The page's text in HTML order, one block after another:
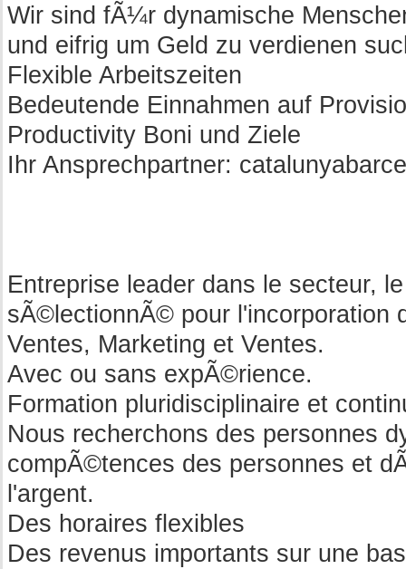
Wir sind fÃ¼r dynamische
und eifrig um Geld zu verdienen
Flexible Arbeitszeiten
Bedeutende Einnahmen auf
Productivity Boni und Ziele
Ihr Ansprechpartner:
Entreprise leader dans le secteur,
sÃ©lectionnÃ© pour l'incorporation
Ventes, Marketing et Ventes.
Avec ou sans expÃ©rience.
Formation pluridisciplinaire et
Nous recherchons des personnes
compÃ©tences des personnes et
l'argent.
Des horaires flexibles
Des revenus importants sur une